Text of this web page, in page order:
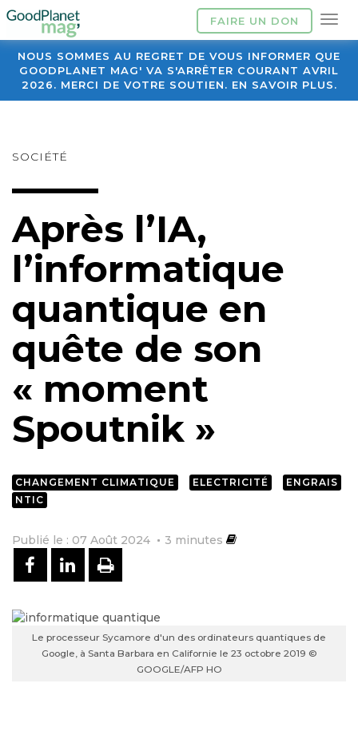
FAIRE UN DON
NOUS SOMMES AU REGRET DE VOUS INFORMER QUE
GOODPLANET MAG' VA S'ARRÊTER COURANT AVRIL
2026. MERCI DE VOTRE SOUTIEN. EN SAVOIR PLUS.
SOCIÉTÉ
Après l’IA,
l’informatique
quantique en
quête de son
« moment
Spoutnik »
CHANGEMENT CLIMATIQUE ELECTRICITÉ
ENGRAIS
NTIC
Publié le : 07 Août 2024 3 minutes
PARTAGER SUR FACEBOOK
PARTAGER SUR LINKEDIN
IMPRIMER
Le processeur Sycamore d'un des ordinateurs quantiques de
Google, à Santa Barbara en Californie le 23 octobre 2019 ©
GOOGLE/AFP HO